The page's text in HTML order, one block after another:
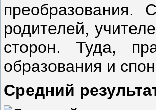
преобразования.
родителей,
сторон. Туда,
образования и
Средний